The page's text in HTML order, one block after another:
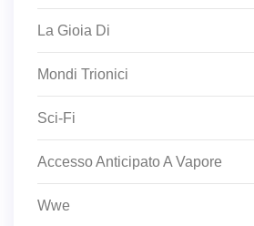
La Gioia Di
Mondi Trionici
Sci-Fi
Accesso Anticipato A Vapore
Wwe